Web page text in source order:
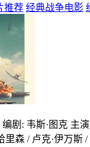
推荐 经典战争电影
剧: 韦斯·图克 主
里森 / 卢克·伊万斯